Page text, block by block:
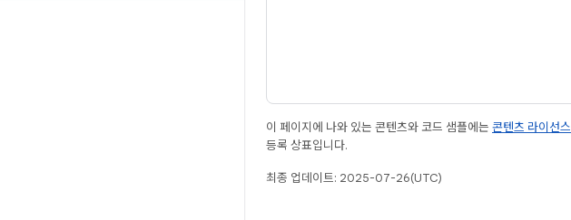
이 페이지에 나와 있는 콘텐츠와 코드 샘플에는 콘텐츠 라이선스
등록 상표입니다.
최종 업데이트: 2025-07-26(UTC)